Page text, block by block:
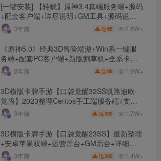
[一键安装] 【转载】原神3.4真端服务端+源码
+配套客户端+详尽说明+GM工具+源码说明
文件3年前 66 2.8W+
《原神5.0》经典3D冒险端游+Win系一键服
务端+配套PC客户端+新版割草机+全系卡池
文件2年前 66 1.9W+
3D横版卡牌手游【口袋觉醒32SS凯路迪欧·
觉悟】2023整理Centos手工端服务端+支付
对接+安卓苹果双端+运营后台+GM授权后台
+代理后台
3年前 300 1.7W+
3D横版卡牌手游【口袋觉醒23SS】最新整理
+安卓苹果双端+运营后台+GM后台+详细搭
建教程3年前 300 1.4W+